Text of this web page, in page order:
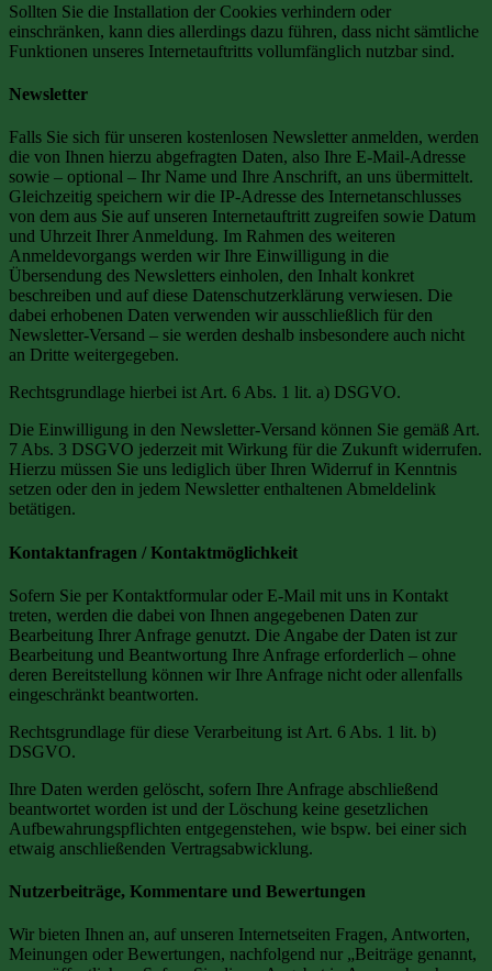
Sollten Sie die Installation der Cookies verhindern oder
einschränken, kann dies allerdings dazu führen, dass nicht sämtliche
Funktionen unseres Internetauftritts vollumfänglich nutzbar sind.
Newsletter
Falls Sie sich für unseren kostenlosen Newsletter anmelden, werden
die von Ihnen hierzu abgefragten Daten, also Ihre E-Mail-Adresse
sowie – optional – Ihr Name und Ihre Anschrift, an uns übermittelt.
Gleichzeitig speichern wir die IP-Adresse des Internetanschlusses
von dem aus Sie auf unseren Internetauftritt zugreifen sowie Datum
und Uhrzeit Ihrer Anmeldung. Im Rahmen des weiteren
Anmeldevorgangs werden wir Ihre Einwilligung in die
Übersendung des Newsletters einholen, den Inhalt konkret
beschreiben und auf diese Datenschutzerklärung verwiesen. Die
dabei erhobenen Daten verwenden wir ausschließlich für den
Newsletter-Versand – sie werden deshalb insbesondere auch nicht
an Dritte weitergegeben.
Rechtsgrundlage hierbei ist Art. 6 Abs. 1 lit. a) DSGVO.
Die Einwilligung in den Newsletter-Versand können Sie gemäß Art.
7 Abs. 3 DSGVO jederzeit mit Wirkung für die Zukunft widerrufen.
Hierzu müssen Sie uns lediglich über Ihren Widerruf in Kenntnis
setzen oder den in jedem Newsletter enthaltenen Abmeldelink
betätigen.
Kontaktanfragen / Kontaktmöglichkeit
Sofern Sie per Kontaktformular oder E-Mail mit uns in Kontakt
treten, werden die dabei von Ihnen angegebenen Daten zur
Bearbeitung Ihrer Anfrage genutzt. Die Angabe der Daten ist zur
Bearbeitung und Beantwortung Ihre Anfrage erforderlich – ohne
deren Bereitstellung können wir Ihre Anfrage nicht oder allenfalls
eingeschränkt beantworten.
Rechtsgrundlage für diese Verarbeitung ist Art. 6 Abs. 1 lit. b)
DSGVO.
Ihre Daten werden gelöscht, sofern Ihre Anfrage abschließend
beantwortet worden ist und der Löschung keine gesetzlichen
Aufbewahrungspflichten entgegenstehen, wie bspw. bei einer sich
etwaig anschließenden Vertragsabwicklung.
Nutzerbeiträge, Kommentare und Bewertungen
Wir bieten Ihnen an, auf unseren Internetseiten Fragen, Antworten,
Meinungen oder Bewertungen, nachfolgend nur „Beiträge genannt,